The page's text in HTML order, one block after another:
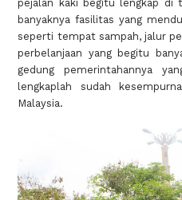
pejalan kaki begitu lengkap
banyaknya fasilitas yang
seperti tempat sampah, jalur
perbelanjaan yang begitu
gedung pemerintahannya
lengkaplah sudah
Malaysia.